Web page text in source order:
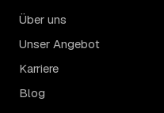
Über uns
Unser Angebot
Karriere
Blog